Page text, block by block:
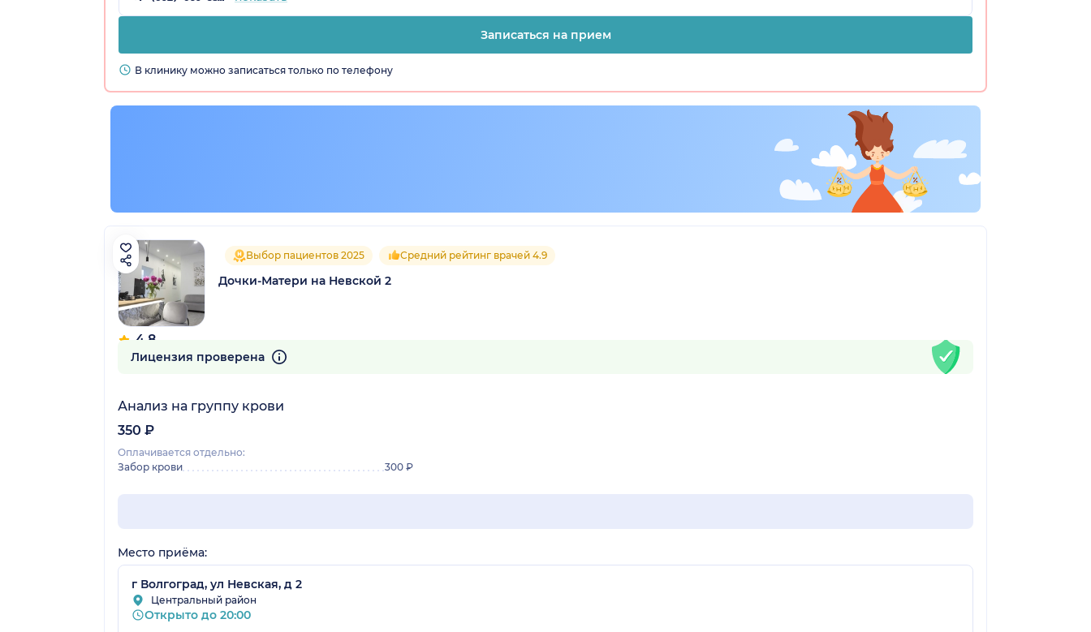
Записаться на прием
В клинику можно записаться только по телефону
4.8
81 отзыв
Выбор пациентов 2025 Средний рейтинг врачей 4.9
Дочки-Матери на Невской 2
Лицензия проверена
Анализ на группу крови
350 ₽
Оплачивается отдельно:
Забор крови
300 ₽
Место приёма:
г Волгоград, ул Невская, д 2
Центральный район
Открыто до 20:00